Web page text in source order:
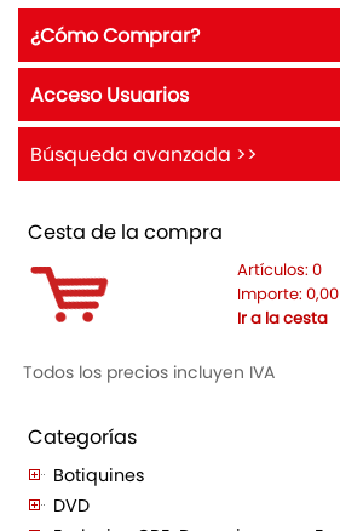
¿Cómo Comprar?
Acceso Usuarios
Búsqueda avanzada >>
Cesta de la compra
Artículos: 0
Importe: 0,00
Ir a la cesta
Todos los precios incluyen IVA
Categorías
Botiquines
DVD